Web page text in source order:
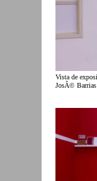
Vista de
JosÃ©